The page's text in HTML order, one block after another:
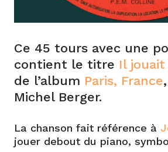
Ce 45 tours avec une
contient le titre Il
de l’album Paris, France
Michel Berger.
La chanson fait référence à
jouer debout du piano,